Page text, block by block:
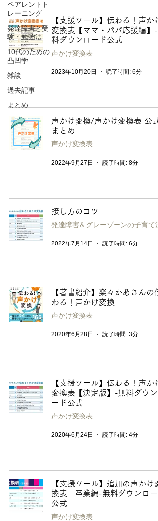
ペアレントト
レーニング
発達障害と受
験・勉強法
10代のための
凸凹学
雑談
過去記事
まとめ
【支援ツール】伝わる！声かけ
変換表【ママ・パパ応援編】-
料ダウンロード公式
声かけ変換表
2023年10月20日 読了時間: 6分
声かけ変換/声かけ変換表 公式
まとめ
声かけ変換表
2022年9月27日 読了時間: 8分
接し方のコツ
発達障害＆グレーゾーンの子育て法
2022年7月14日 読了時間: 6分
【著書紹介】楽々かあさんの伝
わる！声かけ変換
声かけ変換表
2020年6月28日 読了時間: 3分
【支援ツール】伝わる！声かけ
変換表【決定版】-無料ダウン
ード公式
声かけ変換表
2020年6月24日 読了時間: 4分
【支援ツール】追加の声かけ変
換表 卒業編-無料ダウンロー
公式
声かけ変換表